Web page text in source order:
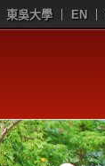
東吳大學 EN